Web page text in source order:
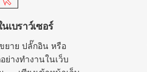
เบราว์เซอร์
ยาย ปลั๊กอิน หรือ
ย่างทำงานในเว็บ